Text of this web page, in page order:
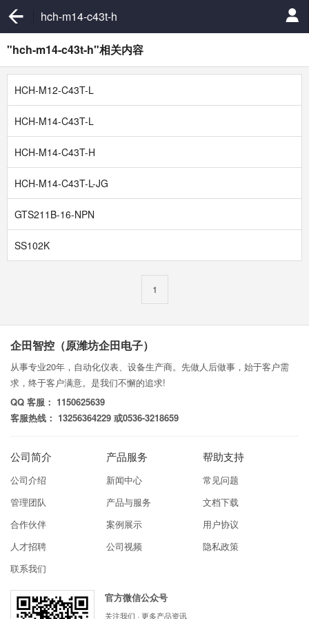
hch-m14-c43t-h
"hch-m14-c43t-h"相关内容
HCH-M12-C43T-L
HCH-M14-C43T-L
HCH-M14-C43T-H
HCH-M14-C43T-L-JG
GTS211B-16-NPN
SS102K
1
企田智控（原潍坊企田电子）
从事专业20年，自动化仪表、设备生产商。先做人后做事，始于客户需
求，终于客户满意。是我们不懈的追求!
QQ 客服： 1150625639
客服热线： 13256364229 或0536-3218659
公司简介
公司介绍
管理团队
合作伙伴
人才招聘
联系我们
产品服务
新闻中心
产品与服务
案例展示
公司视频
帮助支持
常见问题
文档下载
用户协议
隐私政策
官方微信公众号
关注我们 · 更多产品资讯